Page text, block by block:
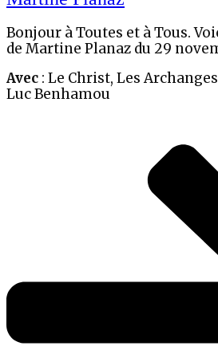
Bonjour à Toutes et à Tous.
de Martine Planaz du 29
Avec : Le Christ, Les
Luc Benhamou